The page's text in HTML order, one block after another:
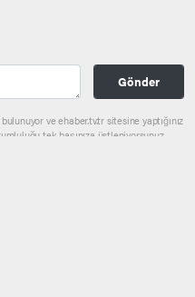
Gönder
ve ehaber.tv.tr sitesine yaptığınız
tek başınıza üstleniyorsunuz.